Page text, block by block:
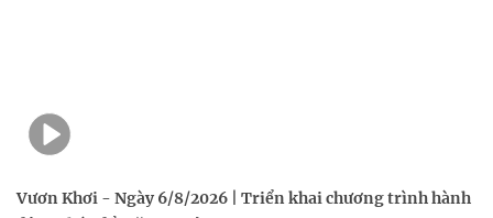
Vươn Khơi - Ngày 6/8/2026 | Triển khai chương trình hành